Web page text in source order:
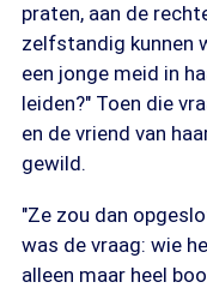
praten, aan de
zelfstandig kunnen
een jonge meid in
leiden?" Toen die
en de vriend van
gewild.
"Ze zou dan
was de vraag: wie
alleen maar heel